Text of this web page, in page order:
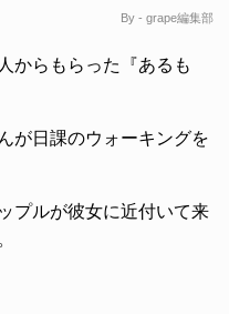
By - grape編集部
からもらった『あるも
が日課のウォーキングを
プルが彼女に近付いて来